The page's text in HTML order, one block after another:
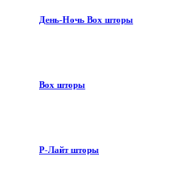
День-Ночь Box шторы
Box шторы
Р-Лайт шторы